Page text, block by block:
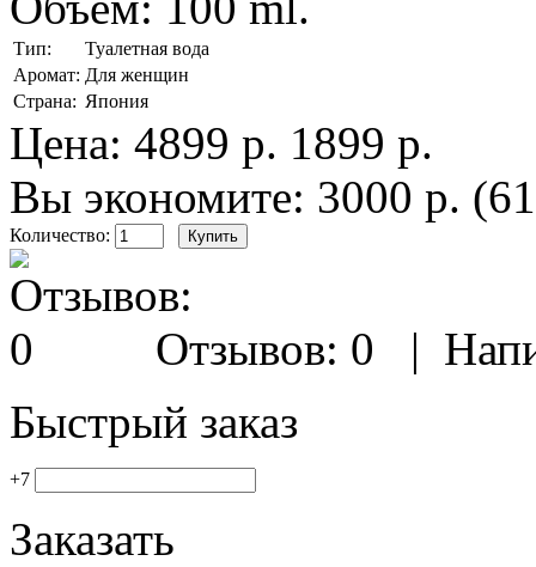
Тип:
Туалетная вода
Аромат: Для женщин
Страна: Япония
Цена: 4899 р. 1899 р.
Вы экономите: 3000 р.
Количество:
Отзывов: 0 |
Быстрый заказ
+7
Заказать